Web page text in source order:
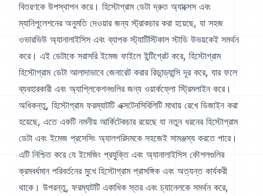
বিতরণকে উপস্থাপন করে। হিস্টোগ্রাম ডেটা দ্রুত অ্যাক্সেস এবং
ম্যানিপুলেশনের অনুমতি দেওয়ার জন্য স্ট্রাকচার করা হয়েছে, যা সহজ
ওভারভিউ অ্যানালাইসিস এবং ব্যাপক স্ট্যাটিস্টিকাল স্টাডি উভয়কেই সমর্থন
করে। এই ডেটাকে সরাসরি ইমেজ ফাইলে ইন্টিগ্রেট করে, হিস্টোগ্রাম
হিস্টোগ্রাম ডেটা আলাদাভাবে জেনারেট করার রিডান্ড্যান্সি দূর করে, যার ফলে
ব্যবহারকারী এবং অ্যাপ্লিকেশনগুলির জন্য ওয়ার্কফ্লো স্ট্রিমলাইন করে।
অধিকন্তু, হিস্টোগ্রাম ফরম্যাটটি এক্সটেনসিবিলিটি মাথায় রেখে ডিজাইন করা
হয়েছে, এতে একটি নমনীয় আর্কিটেকচার রয়েছে যা নতুন ধরনের হিস্টোগ্রাম
ডেটা এবং ইমেজ প্রসেসিং অ্যালগরিদমকে সহজেই সামঞ্জস্য করতে পারে।
এটি নিশ্চিত করে যে ইমেজিং প্রযুক্তি এবং অ্যানালাইসিস কৌশলগুলির
ক্রমবর্ধমান পরিবর্তনের মুখে হিস্টোগ্রাম প্রাসঙ্গিক এবং অত্যন্ত কার্যকরী
থাকে। উপরন্তু, ফরম্যাটটি একাধিক স্তর এবং চ্যানেলকে সমর্থন করে,